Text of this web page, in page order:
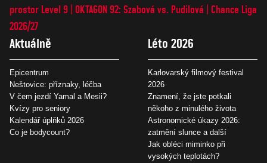
prostor Level 9 OKTAGON 92: Szabová vs. Pudilová
Chance Liga
2026/27
Aktuálně
Epicentrum
Neštovice: příznaky, léčba
V čem jezdí Yamal a Mesii?
Kvízy pro seniory
Kalendář úplňků 2026
Co je bodycount?
Léto 2026
Karlovarský filmový festival
2026
Znamení, že jste potkali
někoho z minulého života
Astronomické úkazy 2026:
zatmění slunce a další
Jak obléci miminko při
vysokých teplotách?